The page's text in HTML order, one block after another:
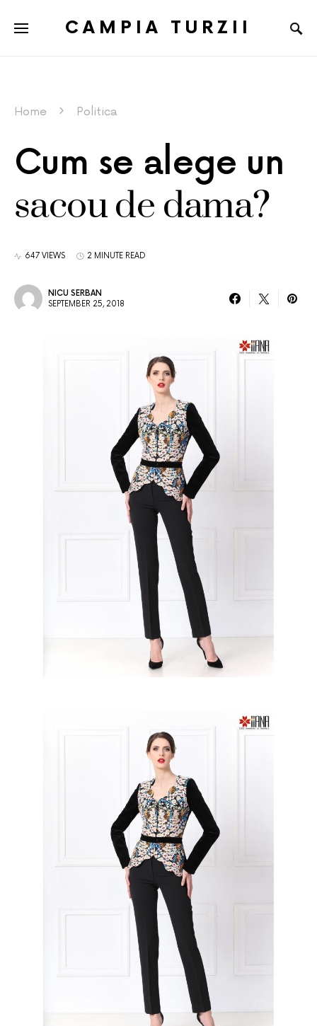
CAMPIA TURZII
Home Politica
Cum se alege un
sacou de dama?
647 VIEWS 2 MINUTE READ
NICU SERBAN
SEPTEMBER 25, 2018